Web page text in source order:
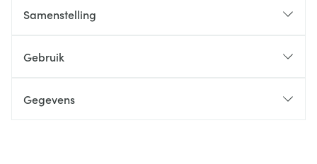
Samenstelling
Gebruik
Gegevens